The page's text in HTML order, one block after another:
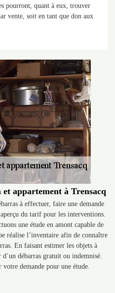
pourront, quant à eux, trouver
vente, soit en tant que don aux
appartement à Trensacq
à effectuer, faire une demande
du tarif pour les interventions.
une étude en amont capable de
réalise l’inventaire afin de connaître
En faisant estimer les objets à
débarras gratuit ou indemnisé.
votre demande pour une étude.